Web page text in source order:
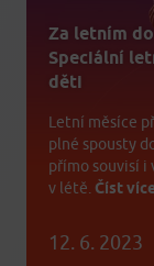
Za letním
Speciální
děti
Letní měsíce
plné spousty
přímo souvisí i
v létě. Číst
12. 6. 2023